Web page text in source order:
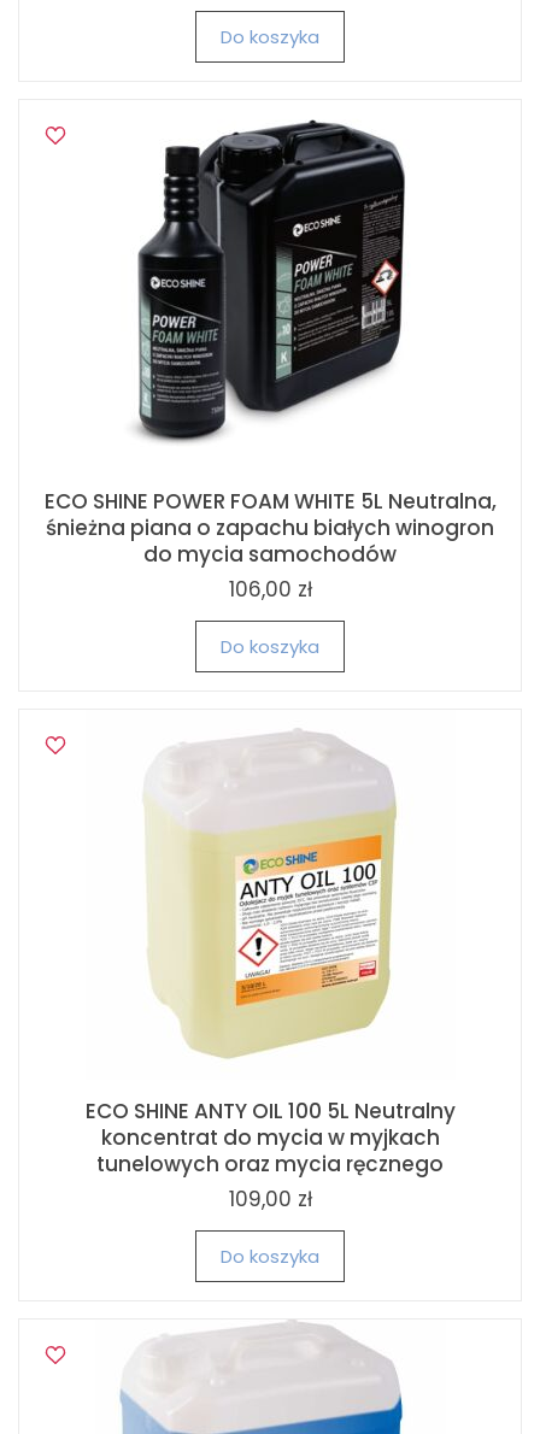
Do koszyka
ECO SHINE POWER FOAM WHITE 5L Neutralna,
śnieżna piana o zapachu białych winogron
do mycia samochodów
106,00 zł
Do koszyka
ECO SHINE ANTY OIL 100 5L Neutralny
koncentrat do mycia w myjkach
tunelowych oraz mycia ręcznego
109,00 zł
Do koszyka